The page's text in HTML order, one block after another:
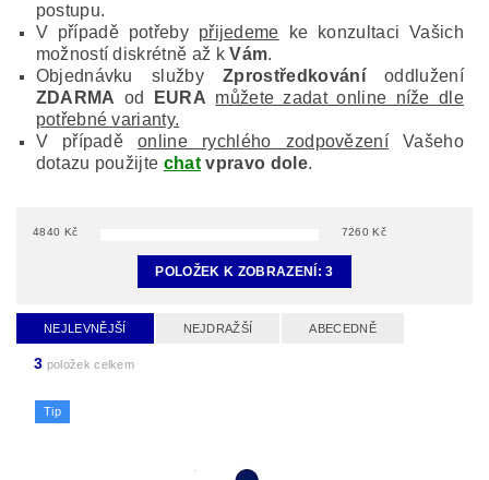
postupu.
V případě potřeby přijedeme ke konzultaci Vašich
možností diskrétně až kVám.
Objednávku služby
Zprostředkováníoddlužení
ZDARMA od EURA můžete zadat online níže dle
potřebné varianty.
V případěonline rychlého zodpovězení Vašeho
dotazu použijte chatvpravo dole.
4840 Kč 7260 Kč
POLOŽEK K ZOBRAZENÍ:3
NEJLEVNĚJŠÍ NEJDRAŽŠÍ ABECEDNĚ
3 položek celkem
Tip